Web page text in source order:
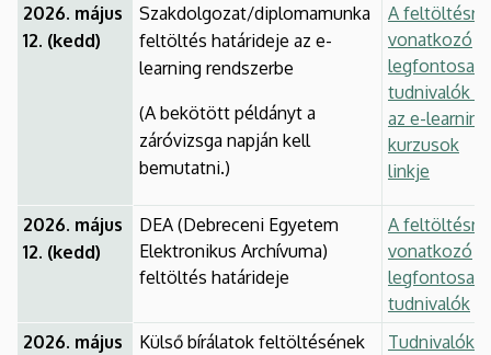
2026. május
12. (kedd)
Szakdolgozat/diplomamunka
feltöltés határideje az e-
learning rendszerbe
(A bekötött példányt a
záróvizsga napján kell
bemutatni.)
A feltöltésre
vonatkozó
tudnivalók
az e-learning
kurzusok
linkje
2026. május
12. (kedd)
DEA (Debreceni Egyetem
Elektronikus Archívuma)
feltöltés határideje
A feltöltésre
vonatkozó
tudnivalók
2026. május
Külső bírálatok feltöltésének
Tudnivalók